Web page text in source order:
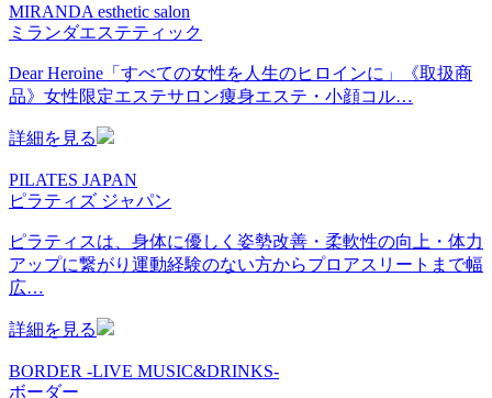
MIRANDA esthetic salon
ミランダエステティック
Dear Heroine「すべての女性を人生のヒロインに」《取扱商
品》女性限定エステサロン痩身エステ・小顔コル…
詳細を見る
PILATES JAPAN
ピラティズ ジャパン
ピラティスは、身体に優しく姿勢改善・柔軟性の向上・体力
アップに繋がり運動経験のない方からプロアスリートまで幅
広…
詳細を見る
BORDER -LIVE MUSIC&DRINKS-
ボーダー